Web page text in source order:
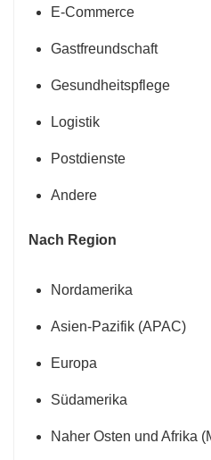
E-Commerce
Gastfreundschaft
Gesundheitspflege
Logistik
Postdienste
Andere
Nach Region
Nordamerika
Asien-Pazifik (APAC)
Europa
Südamerika
Naher Osten und Afrika